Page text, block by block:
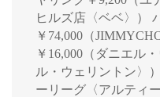
ヒルズ店〈ベベ〉）
￥74,000（
￥16,000（ダニエル
ル・ウェリントン〉
ーリーグ〈アルティ